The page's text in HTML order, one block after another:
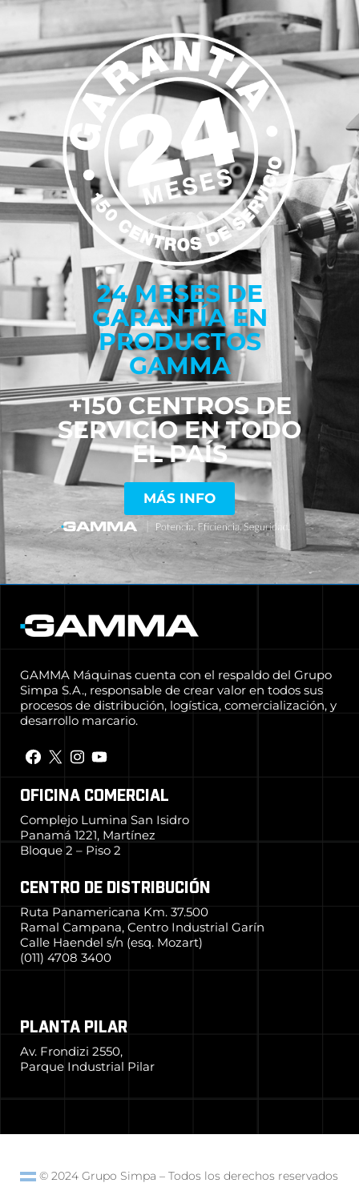
24 MESES DE
GARANTÍA EN
PRODUCTOS
GAMMA
+150 CENTROS DE
SERVICIO EN TODO
EL PAÍS
MÁS INFO
GAMMA Máquinas cuenta con el respaldo del Grupo
Simpa S.A., responsable de crear valor en todos sus
procesos de distribución, logística, comercialización, y
desarrollo marcario.
OFICINA COMERCIAL
Complejo Lumina San Isidro
Panamá 1221, Martínez
Bloque 2 – Piso 2
CENTRO DE DISTRIBUCIÓN
Ruta Panamericana Km. 37.500
Ramal Campana, Centro Industrial Garín
Calle Haendel s/n (esq. Mozart)
(011) 4708 3400
PLANTA PILAR
Av. Frondizi 2550,
Parque Industrial Pilar
© 2024 Grupo Simpa– Todos los derechos reservados